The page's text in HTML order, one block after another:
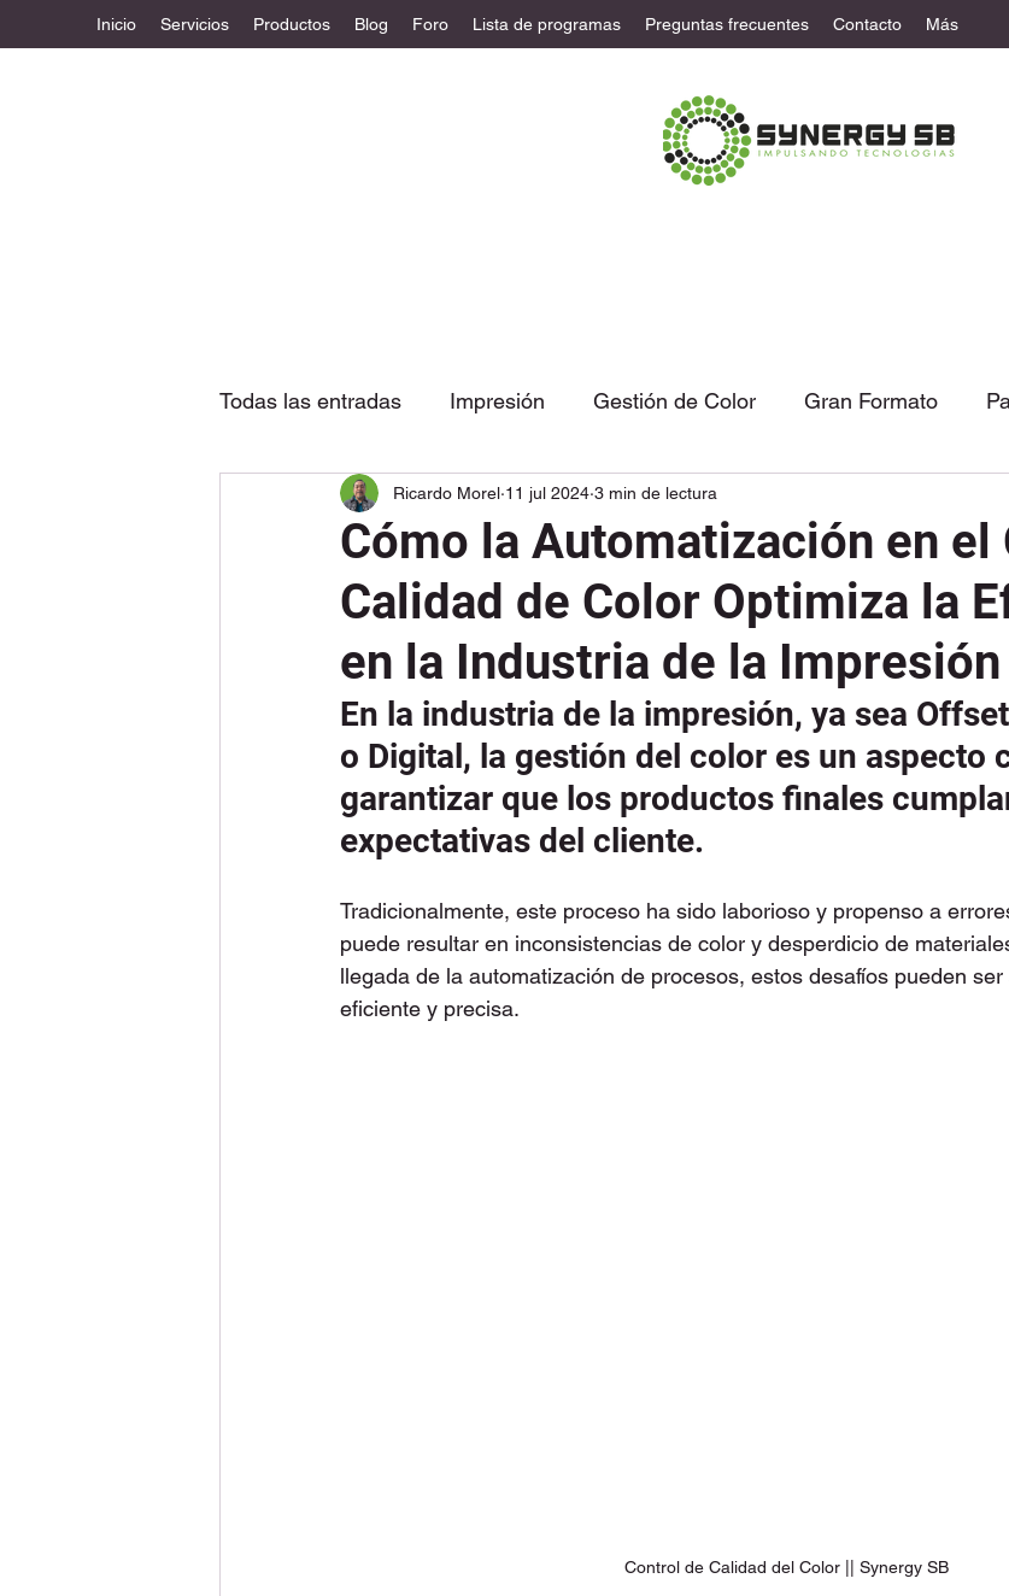
Inicio Servicios Productos Blog Foro Lista de programas Preguntas frecuentes Contacto Más
Todas las entradas Impresión Gestión de Color Gran Formato
Etiquetas Diseño estructural Automatización
Cómo la Automatización en el
Calidad de Color Optimiza la
en la Industria de la Impresión
Ricardo Morel 11 jul 2024 3 min de lectura
En la industria de la impresión, ya sea
o Digital, la gestión del color es un aspecto
garantizar que los productos finales
expectativas del cliente.
Tradicionalmente, este proceso ha sido laborioso y propenso a
puede resultar en inconsistencias de color y desperdicio de
llegada de la automatización de procesos, estos desafíos pueden
eficiente y precisa.
Control de Calidad del Color || Synergy SB